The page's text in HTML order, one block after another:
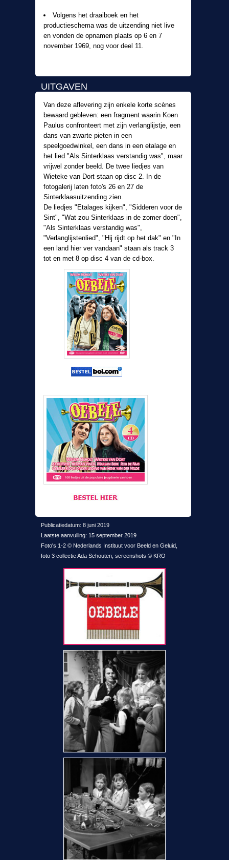
Volgens het draaiboek en het
productieschema was de uitzending niet live
en vonden de opnamen plaats op 6 en 7
november 1969, nog voor deel 11.
Van deze aflevering zijn enkele korte scènes
bewaard gebleven: een fragment waarin Koen
Paulus confronteert met zijn verlanglijstje, een
dans van zwarte pieten in een
speelgoedwinkel, een dans in een etalage en
het lied "Als Sinterklaas verstandig was", maar
vrijwel zonder beeld. De twee liedjes van
Wieteke van Dort staan op disc 2. In de
fotogalerij laten foto's 26 en 27 de
Sinterklaasuitzending zien.
De liedjes "Etalages kijken", "Sidderen voor de
Sint", "Wat zou Sinterklaas in de zomer doen",
"Als Sinterklaas verstandig was",
"Verlanglijstenlied", "Hij rijdt op het dak" en "In
een land hier ver vandaan" staan als track 3
tot en met 8 op disc 4 van de cd-box.
UITGAVEN
Publicatiedatum: 8 juni 2019
Laatste aanvulling: 15 september 2019
Foto's 1-2 © Nederlands Instituut voor Beeld en Geluid,
foto 3 collectie Ada Schouten, screenshots © KRO